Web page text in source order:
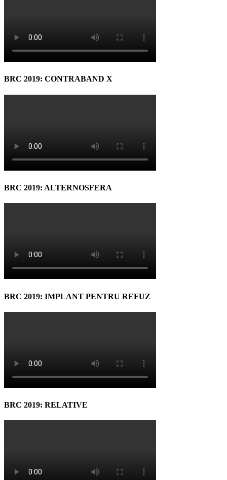
BRC 2019: CONTRABAND X
BRC 2019: ALTERNOSFERA
BRC 2019: IMPLANT PENTRU REFUZ
BRC 2019: RELATIVE